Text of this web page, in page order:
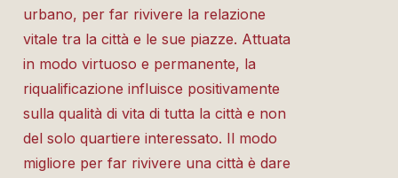
urbano, per far rivivere la relazione
vitale tra la città e le sue piazze. Attuata
in modo virtuoso e permanente, la
riqualificazione influisce positivamente
sulla qualità di vita di tutta la città e non
del solo quartiere interessato. Il modo
migliore per far rivivere una città è dare